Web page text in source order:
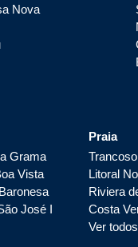
Nova
Grama
Vista
José I
Praia
Trancoso
Litoral
Riviera
Costa
Ver todos